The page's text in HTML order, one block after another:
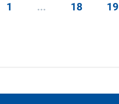
1 ... 18 19